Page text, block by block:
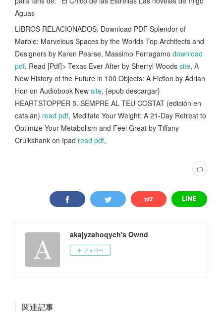
Aguas
LIBROS RELACIONADOS: Download PDF Splendor of
Marble: Marvelous Spaces by the Worlds Top Architects and
Designers by Karen Pearse, Massimo Ferragamo download
pdf, Read [Pdf]> Texas Ever After by Sherryl Woods site, A
New History of the Future in 100 Objects: A Fiction by Adrian
Hon on Audiobook New site, {epub descargar}
HEARTSTOPPER 5. SEMPRE AL TEU COSTAT (edición en
catalán) read pdf, Meditate Your Weight: A 21-Day Retreat to
Optimize Your Metabolism and Feel Great by Tiffany
Cruikshank on Ipad read pdf,
akajyzahoqych's Ownd
フォロー
関連記事